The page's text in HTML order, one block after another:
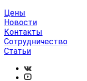
Цены
Новости
Контакты
Сотрудничество
Статьи